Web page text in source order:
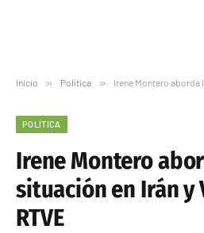
Inicio » Política » Irene Montero aborda la
POLÍTICA
Irene Montero
situación en Irán y
RTVE